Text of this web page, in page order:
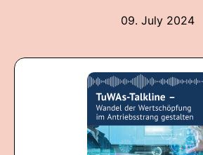
09. July 2024